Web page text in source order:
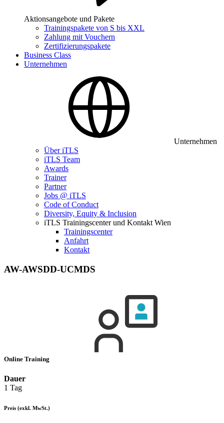
Aktionsangebote und Pakete
Trainingspakete von S bis XXL
Zahlung mit Vouchern
Zertifizierungspakete
Business Class
Unternehmen
Unternehmen
Über iTLS
iTLS Team
Awards
Trainer
Partner
Jobs @ iTLS
Code of Conduct
Diversity, Equity & Inclusion
iTLS Trainingscenter und Kontakt Wien
Trainingscenter
Anfahrt
Kontakt
AW-AWSDD-UCMDS
Online Training
Dauer
1 Tag
Preis (exkl. MwSt.)